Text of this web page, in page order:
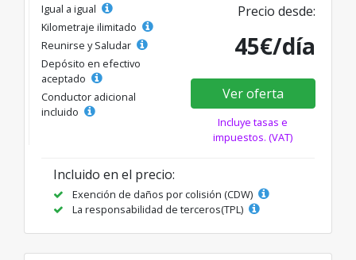
Igual a igual
Kilometraje ilimitado
Reunirse y Saludar
Depósito en efectivo
aceptado
Conductor adicional
incluido
Precio desde:
45€/día
Ver oferta
Incluye tasas e
impuestos. (VAT)
Incluido en el precio:
Exención de daños por colisión (CDW)
La responsabilidad de terceros(TPL)